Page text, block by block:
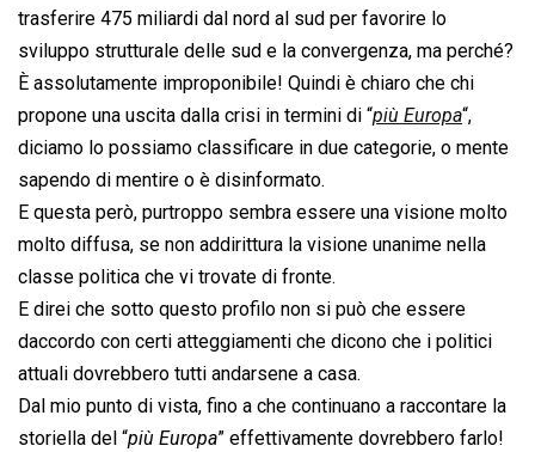
trasferire 475 miliardi dal nord al sud per favorire lo
sviluppo strutturale delle sud e la convergenza, ma perché?
È assolutamente improponibile! Quindi è chiaro che chi
propone una uscita dalla crisi in termini di “più Europa“,
diciamo lo possiamo classificare in due categorie, o mente
sapendo di mentire o è disinformato.
E questa però, purtroppo sembra essere una visione molto
molto diffusa, se non addirittura la visione unanime nella
classe politica che vi trovate di fronte.
E direi che sotto questo profilo non si può che essere
daccordo con certi atteggiamenti che dicono che i politici
attuali dovrebbero tutti andarsene a casa.
Dal mio punto di vista, fino a che continuano a raccontare la
storiella del “più Europa” effettivamente dovrebbero farlo!